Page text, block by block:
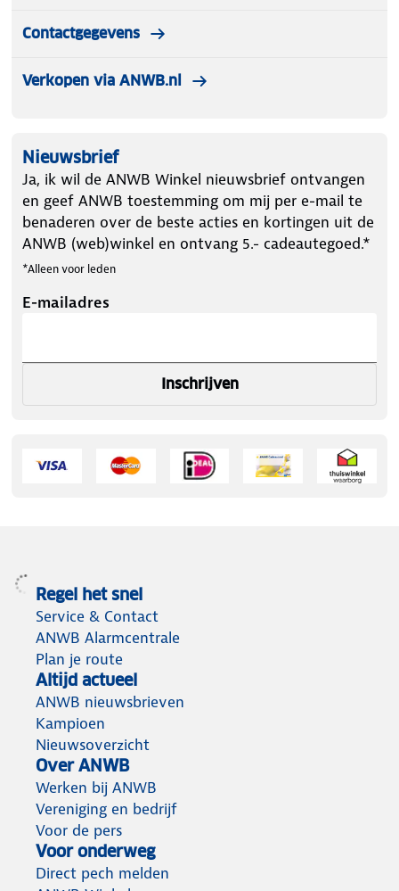
Contactgegevens
Verkopen via ANWB.nl
Nieuwsbrief
Ja, ik wil de ANWB Winkel nieuwsbrief ontvangen
en geef ANWB toestemming om mij per e-mail te
benaderen over de beste acties en kortingen uit de
ANWB (web)winkel en ontvang 5.- cadeautegoed.*
*Alleen voor leden
E-mailadres
Inschrijven
Regel het snel
Service & Contact
ANWB Alarmcentrale
Plan je route
Altijd actueel
ANWB nieuwsbrieven
Kampioen
Nieuwsoverzicht
Over ANWB
Werken bij ANWB
Vereniging en bedrijf
Voor de pers
Voor onderweg
Direct pech melden